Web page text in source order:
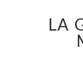
LA